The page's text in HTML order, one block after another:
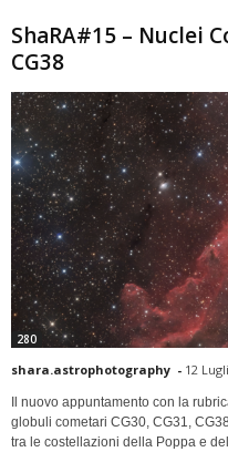
ShaRA#15 – Nuclei
CG38
280
shara.astrophotography - 12
Il nuovo appuntamento con la
globuli cometari CG30, CG31,
tra le costellazioni della Poppa e